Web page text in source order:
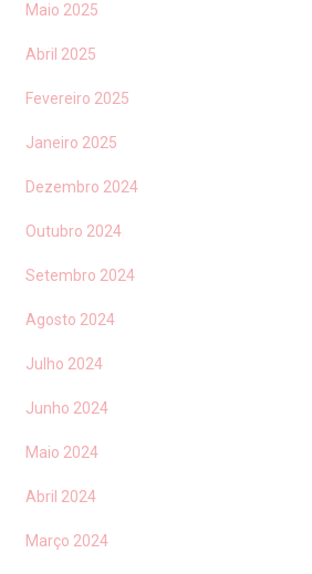
Maio 2025
Abril 2025
Fevereiro 2025
Janeiro 2025
Dezembro 2024
Outubro 2024
Setembro 2024
Agosto 2024
Julho 2024
Junho 2024
Maio 2024
Abril 2024
Março 2024